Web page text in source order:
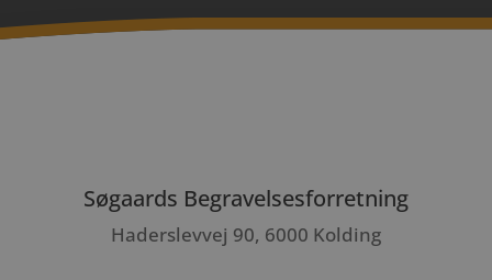
Søgaards Begravelsesforretning
Haderslevvej 90, 6000 Kolding